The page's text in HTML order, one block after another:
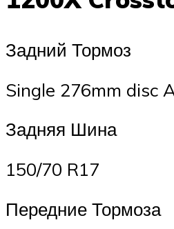
Задний Тормоз
Single 276mm disc
Задняя Шина
150/70 R17
Передние Тормоза